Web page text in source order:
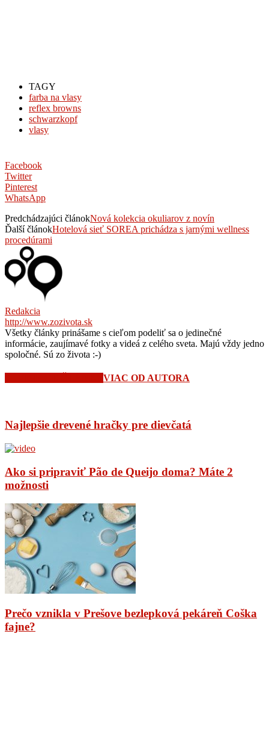
TAGY
farba na vlasy
reflex browns
schwarzkopf
vlasy
Facebook
Twitter
Pinterest
WhatsApp
Predchádzajúci článokNová kolekcia okuliarov z novín
Ďalší článokHotelová sieť SOREA prichádza s jarnými wellness
procedúrami
Redakcia
http://www.zozivota.sk
Všetky články prinášame s cieľom podeliť sa o jedinečné
informácie, zaujímavé fotky a videá z celého sveta. Majú vždy jedno
spoločné. Sú zo života :-)
VIAC OD AUTORA
Najlepšie drevené hračky pre dievčatá
Ako si pripraviť Pão de Queijo doma? Máte 2
možnosti
Prečo vznikla v Prešove bezlepková pekáreň Coška
fajne?